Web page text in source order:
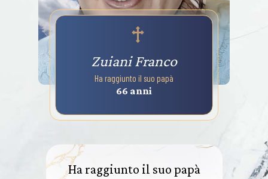
Zuiani Franco
Ha raggiunto il suo papà
66 anni
Ha raggiunto il suo papà